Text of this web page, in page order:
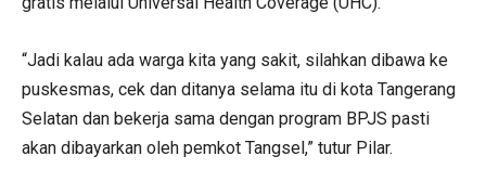
“Jadi kalau ada warga kita yang sakit, silahkan dibawa ke
puskesmas, cek dan ditanya selama itu di kota Tangerang
Selatan dan bekerja sama dengan program BPJS pasti
akan dibayarkan oleh pemkot Tangsel,” tutur Pilar.